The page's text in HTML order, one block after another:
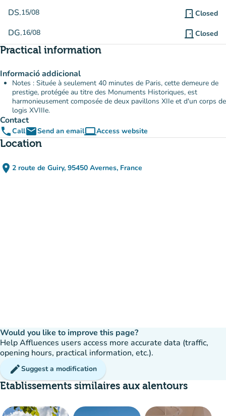
DS.15/08 door_front Closed
DG.16/08 door_front Closed
Practical information
Informació addicional
Notes : Située à seulement 40 minutes de Paris, cette demeure de
prestige, protégée au titre des Monuments Historiques, est
harmonieusement composée de deux pavillons XIIe et d'un corps de
logis XVIIIe.
Contact
phoneCallemailSend an emailcomputerAccess website
(new tab)
Location
place 2 route de Guiry, 95450 Avernes, France
(open in Google Maps)
(new tab)
Would you like to improve this page?
Help Affluences users access more accurate data (traffic,
opening hours, practical information, etc.).
editSuggest a modification
Etablissements similaires aux alentours